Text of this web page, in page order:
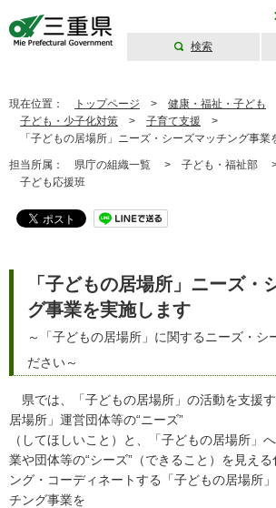
検索
現在位置： トップページ > 健康・福祉・子ども
子ども・少子化対策 > 子育て支援 >
「子どもの居場所」ニーズ・シーズマッチング事業
担当所属： 県庁の組織一覧 > 子ども・福祉部
子ども応援班
「子どもの居場所」ニーズ・
グ事業を実施します
～「子どもの居場所」に関するニーズ・シ
ださい～
県では、「子どもの居場所」の活動を支援
居場所」運営団体等の“ニーズ”
（してほしいこと）と、「子どもの居場所」
業や団体等の“シーズ”（できること）を見え
ング・コーディネートする「子どもの居場所
チング事業を